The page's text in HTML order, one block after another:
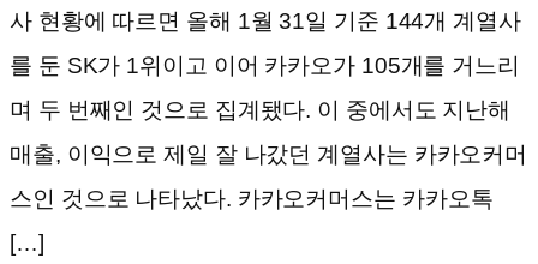
사 현황에 따르면 올해 1월 31일 기준 144개 계열사
를 둔 SK가 1위이고 이어 카카오가 105개를 거느리
며 두 번째인 것으로 집계됐다. 이 중에서도 지난해
매출, 이익으로 제일 잘 나갔던 계열사는 카카오커머
스인 것으로 나타났다. 카카오커머스는 카카오톡
[…]